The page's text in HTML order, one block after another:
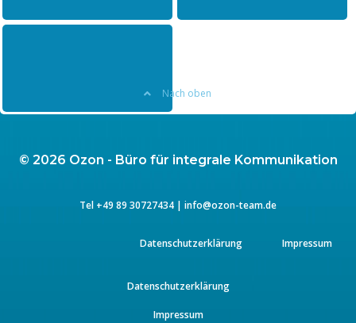
Nach oben
© 2026 Ozon - Büro für integrale Kommunikation
Tel +49 89 30727434 | info@ozon-team.de
Datenschutzerklärung Impressum
Datenschutzerklärung
Impressum